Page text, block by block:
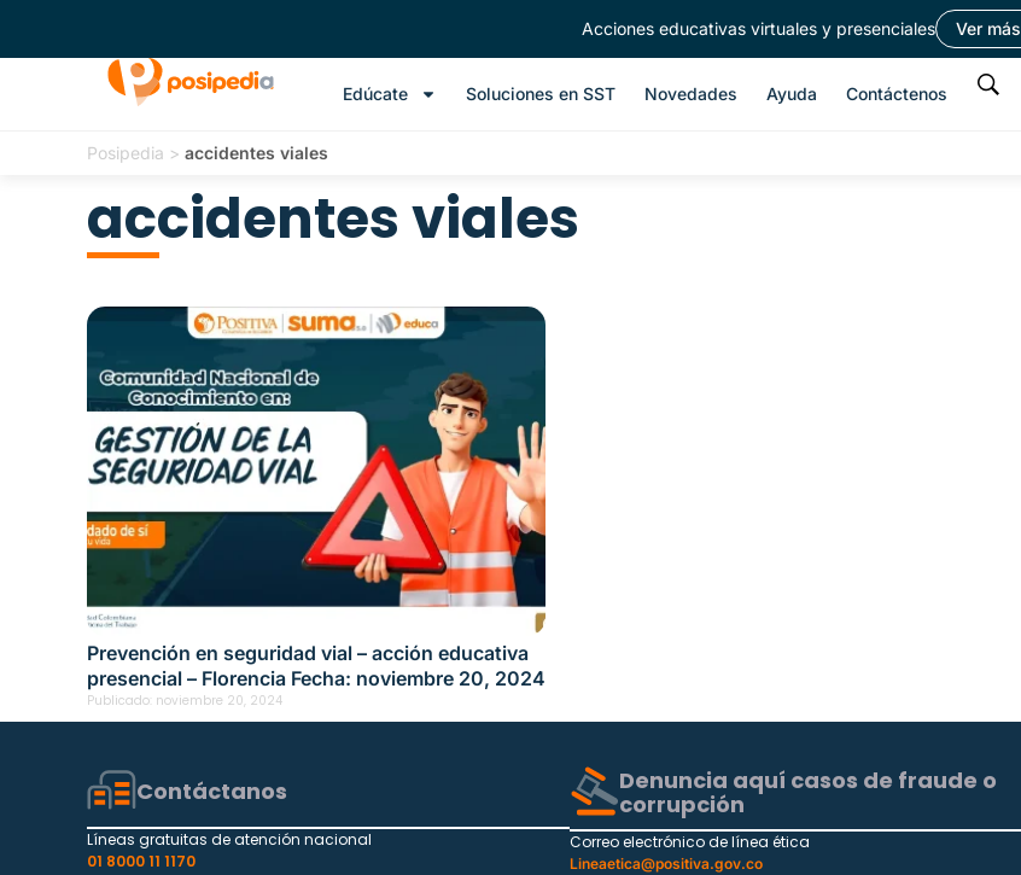
Acciones educativas virtuales y presenciales Ver más
Edúcate Soluciones en SST Novedades Ayuda Contáctenos
Posipedia > accidentes viales
accidentes viales
Prevención en seguridad vial – acción educativa
presencial – Florencia Fecha: noviembre 20, 2024
Publicado: noviembre 20, 2024
Contáctanos
Líneas gratuitas de atención nacional
01 8000 11 1170
Denuncia aquí casos de fraude o
corrupción
Correo electrónico de línea ética
Lineaetica@positiva.gov.co